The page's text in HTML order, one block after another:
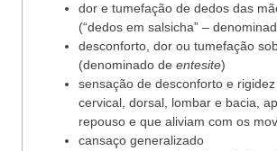
dor e tumefação de dedos das
(“dedos em salsicha” –
desconforto, dor ou tumefação
(denominado de entesite)
sensação de desconforto e
cervical, dorsal, lombar e bacia,
repouso e que aliviam com os
cansaço generalizado